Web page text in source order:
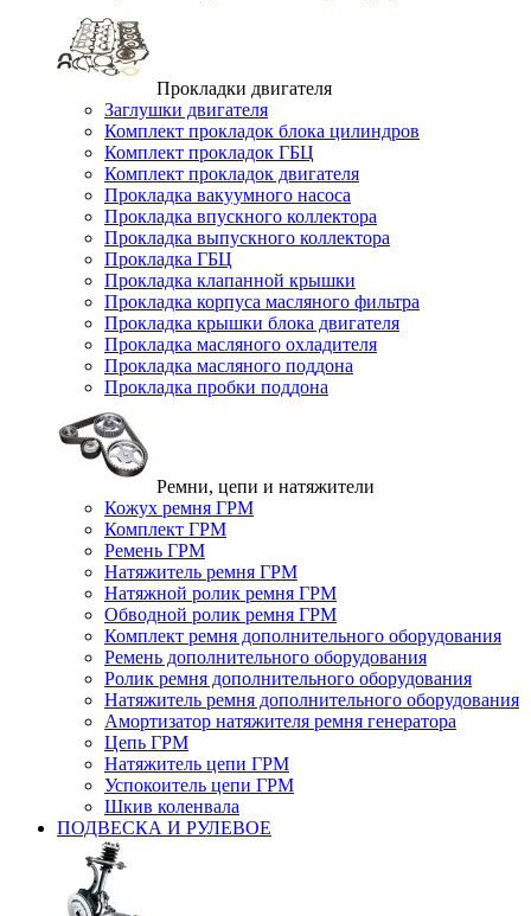
Прокладки двигателя
Заглушки двигателя
Комплект прокладок блока цилиндров
Комплект прокладок ГБЦ
Комплект прокладок двигателя
Прокладка вакуумного насоса
Прокладка впускного коллектора
Прокладка выпускного коллектора
Прокладка ГБЦ
Прокладка клапанной крышки
Прокладка корпуса масляного фильтра
Прокладка крышки блока двигателя
Прокладка масляного охладителя
Прокладка масляного поддона
Прокладка пробки поддона
Ремни, цепи и натяжители
Кожух ремня ГРМ
Комплект ГРМ
Ремень ГРМ
Натяжитель ремня ГРМ
Натяжной ролик ремня ГРМ
Обводной ролик ремня ГРМ
Комплект ремня дополнительного оборудования
Ремень дополнительного оборудования
Ролик ремня дополнительного оборудования
Натяжитель ремня дополнительного оборудования
Амортизатор натяжителя ремня генератора
Цепь ГРМ
Натяжитель цепи ГРМ
Успокоитель цепи ГРМ
Шкив коленвала
ПОДВЕСКА И РУЛЕВОЕ